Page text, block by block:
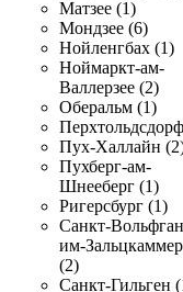
Матзее (1)
Мондзее (6)
Нойленгбах (1)
Ноймаркт-ам-
Валлерзее (2)
Оберальм (1)
Пух-Халлайн
Пухберг-ам-
Шнееберг (1)
Ригерсбург (1)
Санкт-
им-
(2)
Санкт-Гильген